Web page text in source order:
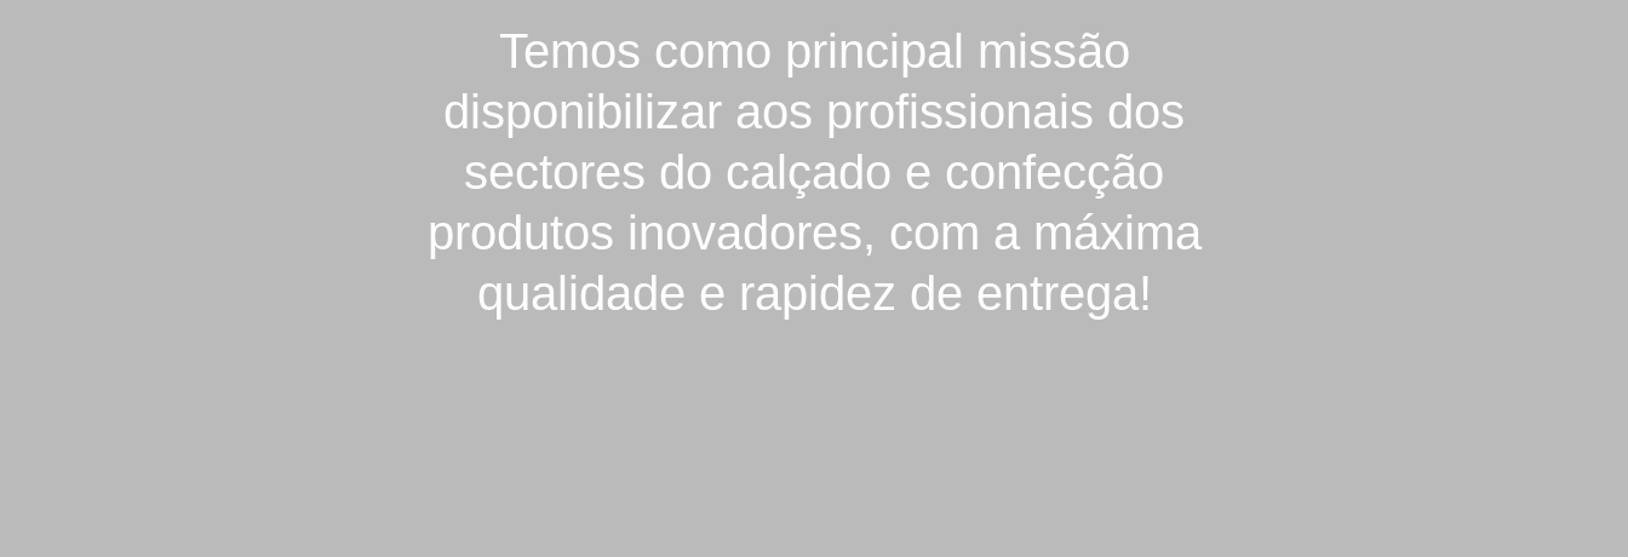
Temos como principal missão
disponibilizar aos profissionais dos
sectores do calçado e confecção
produtos inovadores, com a máxima
qualidade e rapidez de entrega!